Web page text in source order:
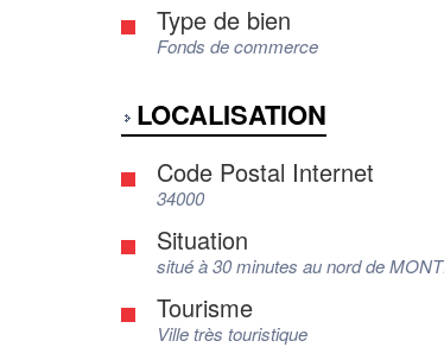
Type de bien
Fonds de commerce
LOCALISATION
Code Postal Internet
34000
Situation
situé à 30 minutes au nord de
Tourisme
Ville très touristique